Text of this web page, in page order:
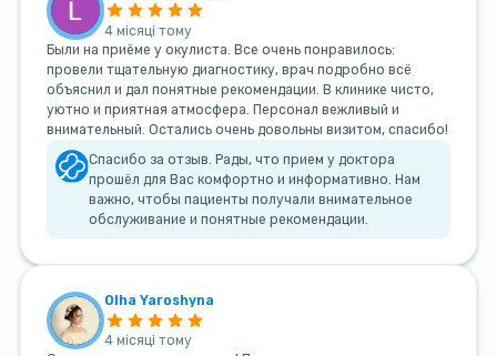
4 місяці тому
Были на приёме у окулиста. Все очень понравилось:
провели тщательную диагностику, врач подробно всё
объяснил и дал понятные рекомендации. В клинике чисто,
уютно и приятная атмосфера. Персонал вежливый и
внимательный. Остались очень довольны визитом, спасибо!
Спасибо за отзыв. Рады, что прием у доктора
прошёл для Вас комфортно и информативно. Нам
важно, чтобы пациенты получали внимательное
обслуживание и понятные рекомендации.
Olha Yaroshyna
4 місяці тому